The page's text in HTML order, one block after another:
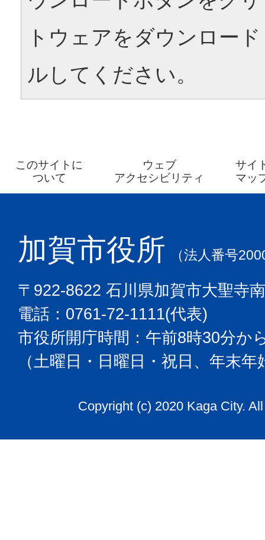
トウェアをダウンロー
ルしてください。
このサイトに
ついて
ウェブ
アクセシビリティ
サイ
マッ
加賀市役所 （法人番号
〒922-8622 石川県加賀市大聖寺
電話：0761-72-1111(代表)
市役所開庁時間：午前8時30分か
（土曜日・日曜日・祝日、年末
Copyright (c) 2020 Kaga City.